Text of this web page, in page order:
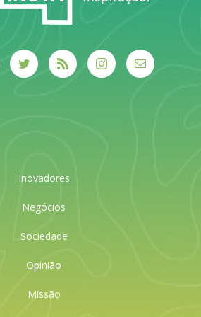
Inovadores
Negócios
Sociedade
Opinião
Missão